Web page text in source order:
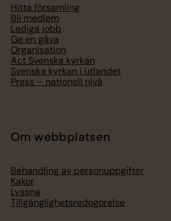
Hitta församling
Bli medlem
Lediga jobb
Ge en gåva
Organisation
Act Svenska kyrkan
Svenska kyrkan i utlandet
Press – nationell nivå
Om webbplatsen
Behandling av personuppgifter
Kakor
Lyssna
Tillgänglighetsredogörelse